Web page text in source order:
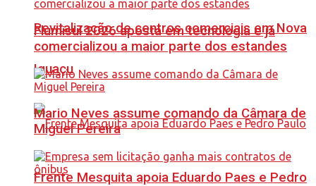
Revitalização de centros comerciais em Nova
Iguaçu
Frente Mesquita apoia Eduardo Paes e Pedro
Flumisul 2026 aposta em tecnologia e já
comercializou a maior parte dos estandes
Mario Neves assume comando da Câmara de
Miguel Pereira